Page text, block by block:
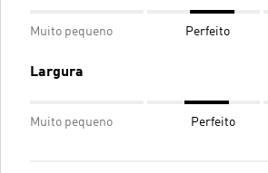
Muito pequeno Perfeito
Largura
Muito pequeno Perfeito